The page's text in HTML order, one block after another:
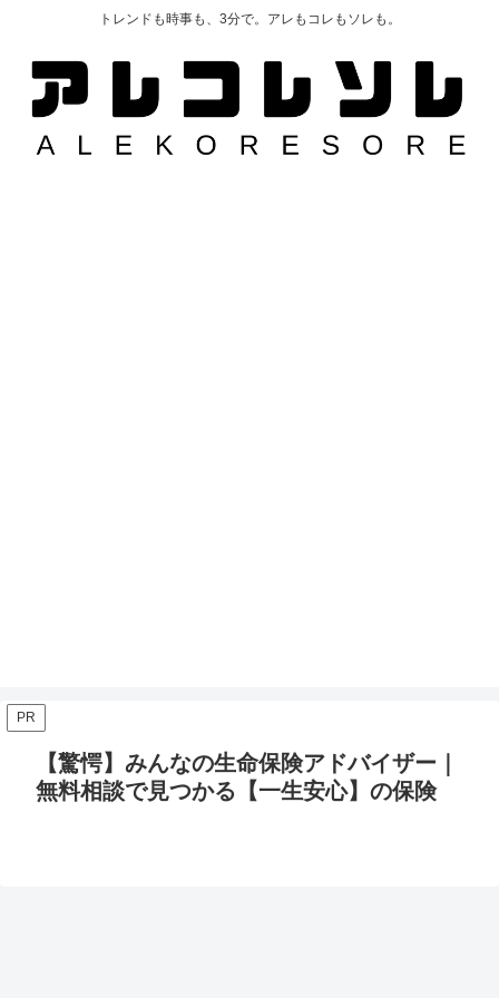
トレンドも時事も、3分で。アレもコレもソレも。
PR
【驚愕】みんなの生命保険アドバイザー｜
無料相談で見つかる【一生安心】の保険